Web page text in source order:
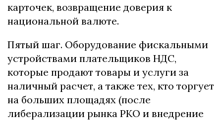
карточек, возвращение доверия к
национальной валюте.
Пятый шаг. Оборудование фискальными
устройствами плательщиков НДС,
которые продают товары и услуги за
наличный расчет, а также тех, кто торгует
на больших площадях (после
либерализации рынка РКО и внедрение